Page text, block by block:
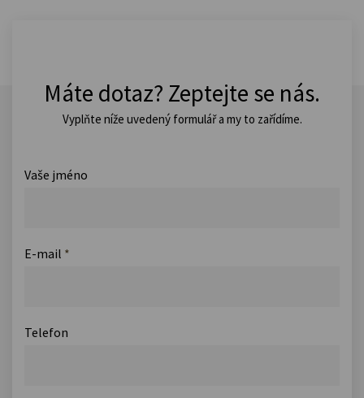
Máte dotaz? Zeptejte se nás.
Vyplňte níže uvedený formulář a my to zařídíme.
Vaše jméno
E-mail *
Telefon